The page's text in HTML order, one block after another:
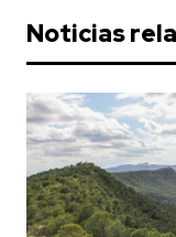
Noticias